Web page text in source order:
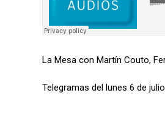
La Mesa con Martín Couto,
Telegramas del lunes 6 de